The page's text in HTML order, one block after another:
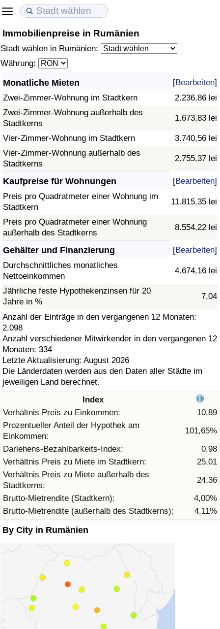
Immobilienpreise in Rumänien
Stadt wählen in Rumänien:
Währung:
Monatliche Mieten [Bearbeiten]
Zwei-Zimmer-Wohnung im Stadtkern
2.236,86 lei
Zwei-Zimmer-Wohnung außerhalb des
Stadtkerns
1.673,83 lei
Vier-Zimmer-Wohnung im Stadtkern
3.740,56 lei
Vier-Zimmer-Wohnung außerhalb des
Stadtkerns
2.755,37 lei
Kaufpreise für Wohnungen [Bearbeiten]
Preis pro Quadratmeter einer Wohnung im
Stadtkern
11.815,35 lei
Preis pro Quadratmeter einer Wohnung
außerhalb des Stadtkerns
8.554,22 lei
Gehälter und Finanzierung [Bearbeiten]
Durchschnittliches monatliches
Nettoeinkommen
4.674,16 lei
Jährliche feste Hypothekenzinsen für 20
Jahre in %
7,04
Anzahl der Einträge in den vergangenen 12 Monaten:
2.098
Anzahl verschiedener Mitwirkender in den vergangenen 12
Monaten: 334
Letzte Aktualisierung: August 2026
Die Länderdaten werden aus den Daten aller Städte im
jeweiligen Land berechnet.
Index
Verhältnis Preis zu Einkommen:
10,89
Prozentueller Anteil der Hypothek am
Einkommen:
101,65%
Darlehens-Bezahlbarkeits-Index:
0,98
Verhältnis Preis zu Miete im Stadtkern:
25,01
Verhältnis Preis zu Miete außerhalb des
Stadtkerns:
24,36
Brutto-Mietrendite (Stadtkern):
4,00%
Brutto-Mietrendite (außerhalb des Stadtkerns):
4,11%
By City in Rumänien
Lebenshaltungskosten
Lebenshaltungskosten-Index (aktuell)
Lebenshaltungskosten-Index
Lebenshaltungskosten-Index nach Land
in Akaba
Immobilienpreise
Immobilienpreis-Index (aktuell)
Immobilienpreis-Index
Immobilienpreis-Index nach Land
Lebensqualität
Lebensqualität-Index
Lebensqualität-Index (aktuell)
Lebensqualitätsindex nach Land
Kriminalität
Kriminalitäts-Index (aktuell)
Kriminalitäts-Index
Kriminalitätsindex nach Land
Gesundheitsversorgung
Gesundheitsversorgungs-Index (aktuell)
Gesundheitsversorgungs-Index
Gesundheitsversorgungs-Index nach Land
Umweltverschmutzung
Umweltverschmutzungs-Index (aktuell)
Verschmutzungsindex
Umweltverschmutzungs-Index nach Land
Verkehr
Verkehrs-Index
Verkehrs-Index (aktuell)
Verkehrs-Index nach Land